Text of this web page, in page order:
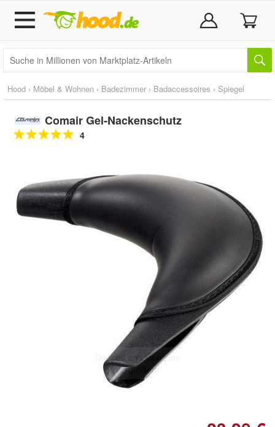
Hood › Möbel & Wohnen › Badezimmer › Badaccessoires › Spiegel
Comair Gel-Nackenschutz
4
Doppelt antippen zum
vergrößern